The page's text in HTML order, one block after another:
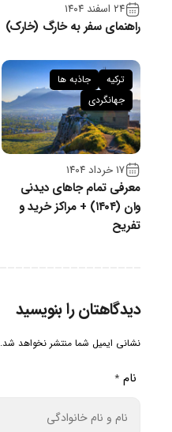
۲۴ اسفند ۱۴۰۴
راهنمای سفر به خارگ (خارک)
۱۷ خرداد ۱۴۰۴
معرفی تمام جاهای دیدنی
وان (۱۴۰۴) + مراکز خرید و
تفریح
ترکیه
جاذبه ها
جهانگردی
دیدگاهتان را بنویسید
نشانی ایمیل شما منتشر نخواهد شد.
نام *